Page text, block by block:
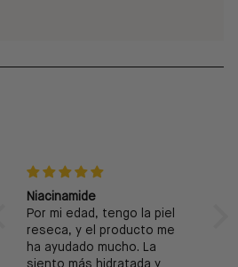
Niacinamide
Por mi edad, tengo la piel
reseca, y el producto me
ha ayudado mucho. La
siento más hidratada y